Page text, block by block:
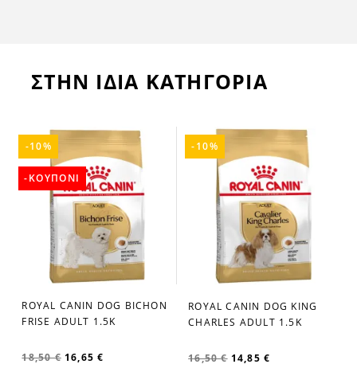
ΣΤΗΝ ΙΔΙΑ ΚΑΤΗΓΟΡΙΑ
favorite_border
ROYAL CANIN DOG BICHON
FRISE ADULT 1.5K
18,50 € 16,65 €
-10%
-ΚΟΥΠΟΝΙ
favorite_border
ROYAL CANIN DOG KING
CHARLES ADULT 1.5K
16,50 € 14,85 €
-10%